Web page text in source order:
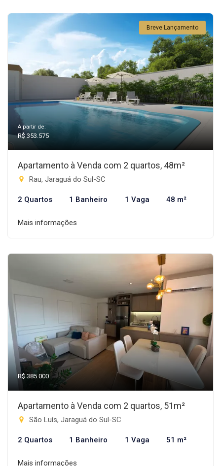
Breve Lançamento
A partir de:
R$ 353.575
Apartamento à Venda com 2 quartos, 48m²
Rau, Jaraguá do Sul-SC
2 Quartos 1 Banheiro 1 Vaga 48 m²
Mais informações
R$ 385.000
Apartamento à Venda com 2 quartos, 51m²
São Luís, Jaraguá do Sul-SC
2 Quartos 1 Banheiro 1 Vaga 51 m²
Mais informações